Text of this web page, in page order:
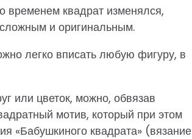
временем квадрат изменялся,
и оригинальным.
легко вписать любую фигуру, в
или цветок, можно, обвязав
мотив, который при этом
«Бабушкиного квадрата» (вязание